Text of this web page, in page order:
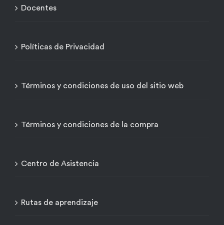
Docentes
Políticas de Privacidad
Términos y condiciones de uso del sitio web
Términos y condiciones de la compra
Centro de Asistencia
Rutas de aprendizaje